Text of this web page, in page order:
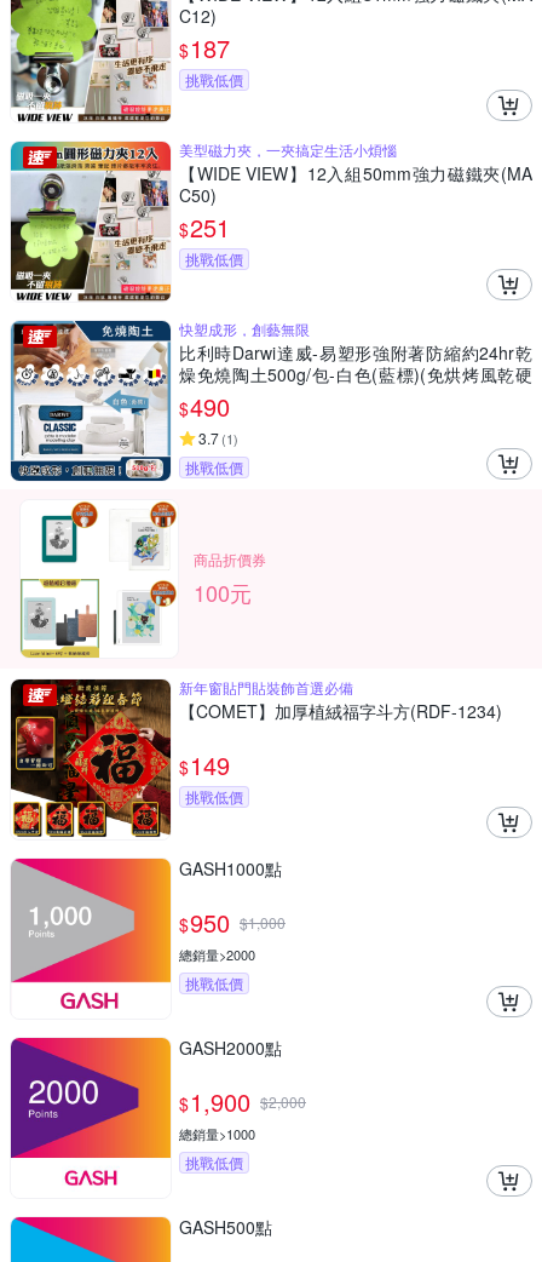
C12)
$187
挑戰低價
美型磁力夾，一夾搞定生活小煩惱
【WIDE VIEW】12入組50mm強力磁鐵夾(MA
C50)
$251
挑戰低價
快塑成形，創藝無限
比利時Darwi達威-易塑形強附著防縮約24hr乾
燥免燒陶土500g/包-白色(藍標)(免烘烤風乾硬
化造型石塑黏土,多用途泥塑模型雕刻陶泥,人偶
公仔雕塑手工藝)
$490
3.7(1)
挑戰低價
商品折價券
100元
新年窗貼門貼裝飾首選必備
【COMET】加厚植絨福字斗方(RDF-1234)
$149
挑戰低價
GASH1000點
$950 $1,000
總銷量>2000
挑戰低價
GASH2000點
$1,900 $2,000
總銷量>1000
挑戰低價
GASH500點